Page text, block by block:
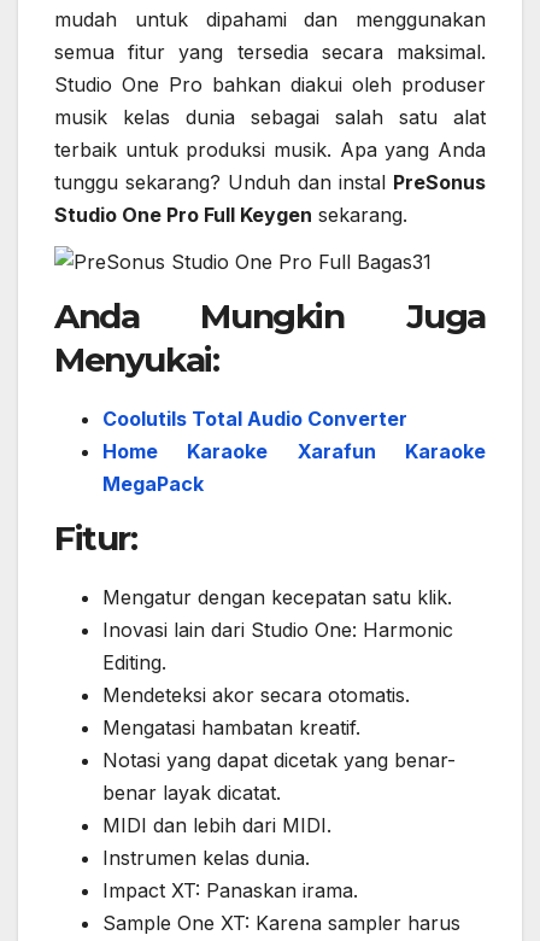
mudah untuk dipahami dan menggunakan
semua fitur yang tersedia secara maksimal.
Studio One Pro bahkan diakui oleh produser
musik kelas dunia sebagai salah satu alat
terbaik untuk produksi musik. Apa yang Anda
tunggu sekarang? Unduh dan instal PreSonus
Studio One Pro Full Keygen sekarang.
Anda Mungkin Juga
Menyukai:
Coolutils Total Audio Converter
Home Karaoke Xarafun Karaoke
MegaPack
Fitur:
Mengatur dengan kecepatan satu klik.
Inovasi lain dari Studio One: Harmonic
Editing.
Mendeteksi akor secara otomatis.
Mengatasi hambatan kreatif.
Notasi yang dapat dicetak yang benar-
benar layak dicatat.
MIDI dan lebih dari MIDI.
Instrumen kelas dunia.
Impact XT: Panaskan irama.
Sample One XT: Karena sampler harus